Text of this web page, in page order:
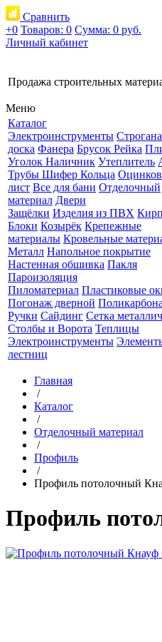
Сравнить
+0 Товаров: 0 Сумма: 0 руб.
Личный кабинет
Продажа строительных
Меню
Каталог
Электроинструменты
доска Фанера Брусок Рейка
Уголок Наличник Утеплитель
Трубы Шифер Кольца
лист Все для бани Отделочный
материал Двери
Защёлки Изделия из ПВХ
Блоки Козырёк Крепежные
материалы Кровельные
Металл Напольное покрытие
Настенная обшивка Пакля
Пароизоляция
Пиломатериал Пластиковые
Погонаж дверной
Ручки Сайдинг Сетка
Столбы и Ворота Теплицы
Электроинструменты
лестниц
Главная
/
Каталог
/
Отделочный материал
/
Профиль
/
Профиль потолочный
Профиль